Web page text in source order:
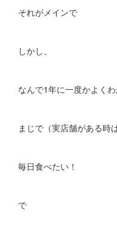
それがメインで
しかし、
なんで1年に一度かよく
まじで（実店舗がある時
毎日食べたい！
で